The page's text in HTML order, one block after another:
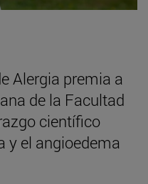
Alergia premia a
de la Facultad
científico
y el angioedema